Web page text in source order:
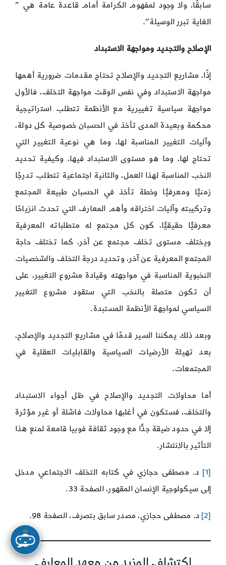
سابقًا، ولا وجود لمفهوم الكرامة أمام قاعدة عامة هي ”
الغاية تبرر الوسيلة”.
الإصلاح والتجديد ومواجهة الاستبداد
إذًا، مشاريع التجديد والإصلاح تحتاج مقدمات ضرورية أهمها
مواجهة الاستبداد وفي نفس الوقت مواجهة التخلف، فالأول
مواجهة سياسية تغييرية مع الأنظمة تتطلب استراتيجية
محكمة وبعيدة المدى تأخذ في الحسبان خصوصية كل دولة،
وآليات التغيير المناسبة لها، وما هي نوعية التغيير التي
تحتاج لها، وما هو مستوى الاستبداد فيها، وكيفية تحديد
النخب المناسبة لهذا العمل، والثانية اجتماعية تتطلب تدرجًا
زمنيًّا ومعرفيًّا وخطة تأخذ في الحسبان طبيعة المجتمع
وتركيبته وآليات اختراقه وأهم المعارف التي تحدث انزياحًا
معرفيًّا حقيقيًّا، كون كل مجتمع له متطلباته المعرفية
ويختلف مستوى تخلف مجتمع عن آخر، كما تختلف حاجة
المجتمع المعرفية عن آخر، وتحديد درجة التخلف والشخصيات
النخبوية المناسبة في مواجهته وقيادة مشروع التغيير، على
أن تكون متصلة بالنخب التي ستقود مشروع التغيير
السياسي لمواجهة الأنظمة المستبدة.
وبعد ذلك يمكننا السير قدمًا في مشاريع التجديد والإصلاح،
بعد تهيئة الأرضيات السياسية والقابليات العقلية في
المجتمعات.
أما محاولات التجديد والإصلاح في ظل أجواء الاستبداد
والتخلف، فستكون في أغلبها محاولات فاشلة أو غير مؤثرة
إلا في حدود ضيقة جدًّا مع وجود ثقافة فوبيا قامعة لمنع هذا
التأثير بالانتشار.
[1]
د. مصطفى حجازي في كتابه التخلف الاجتماعي مدخل
إلى سيكولوجية الإنسان المقهور، الصفحة 33.
[2] د. مصطفى حجازي، مصدر سابق بتصرف، الصفحة 98.